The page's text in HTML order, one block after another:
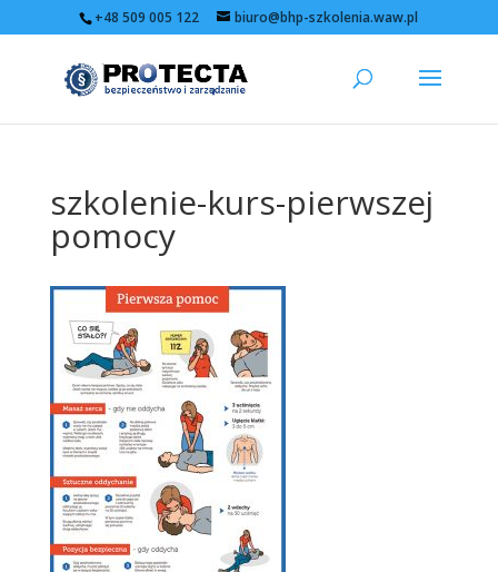
+48 509 005 122 biuro@bhp-szkolenia.waw.pl
szkolenie-kurs-pierwszej
pomocy